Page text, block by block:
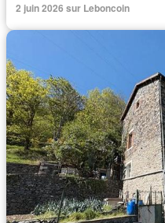
2 juin 2026 sur Leboncoin